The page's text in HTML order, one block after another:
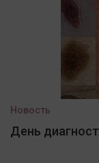
Новость
День